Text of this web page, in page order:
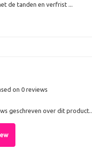
de tanden en verfrist ...
on 0 reviews
geschreven over dit product..